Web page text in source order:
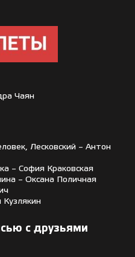
Чаян
Лесковский – Антон
– София Краковская
– Оксана Поличная
Кузлякин
с друзьями